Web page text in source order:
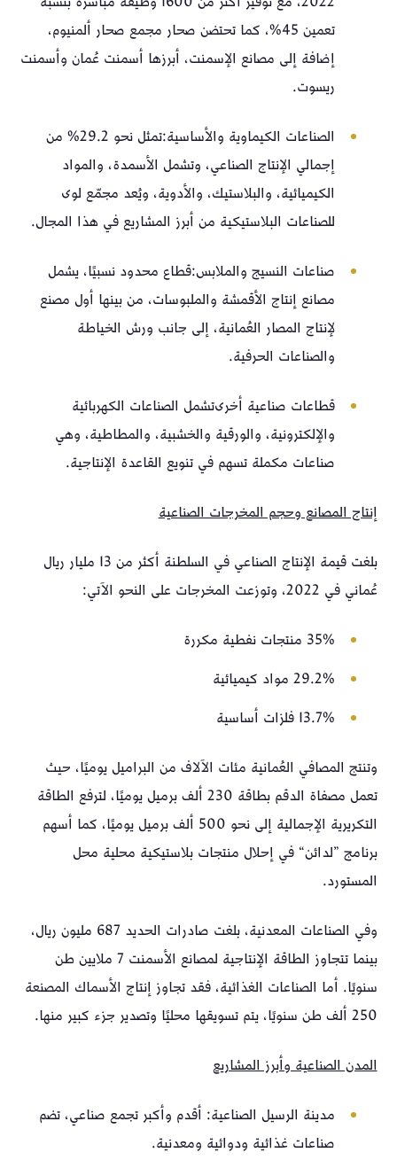
تعمين 45%، كما تحتضن صحار مجمع صحار ألمنيوم،
إضافة إلى مصانع الإسمنت، أبرزها أسمنت عُمان وأسمنت
ريسوت.
الصناعات الكيماوية والأساسية: تمثل نحو 29.2% من
إجمالي الإنتاج الصناعي، وتشمل الأسمدة، والمواد
الكيميائية، والبلاستيك، والأدوية، ويُعد مجمّع لوى
للصناعات البلاستيكية من أبرز المشاريع في هذا المجال.
صناعات النسيج والملابس: قطاع محدود نسبيًا، يشمل
مصانع إنتاج الأقمشة والملبوسات، من بينها أول مصنع
لإنتاج المصار العُمانية، إلى جانب ورش الخياطة
والصناعات الحرفية.
قطاعات صناعية أخرى تشمل الصناعات الكهربائية
والإلكترونية، والورقية والخشبية، والمطاطية، وهي
صناعات مكملة تسهم في تنويع القاعدة الإنتاجية.
إنتاج المصانع وحجم المخرجات الصناعية
بلغت قيمة الإنتاج الصناعي في السلطنة أكثر من 13 مليار ريال
عُماني في 2022، وتوزعت المخرجات على النحو الآتي:
35% منتجات نفطية مكررة
29.2% مواد كيميائية
13.7% فلزات أساسية
وتنتج المصافي العُمانية مئات الآلاف من البراميل يوميًا، حيث
تعمل مصفاة الدقم بطاقة 230 ألف برميل يوميًا، لترفع الطاقة
التكريرية الإجمالية إلى نحو 500 ألف برميل يوميًا، كما أسهم
برنامج ”لدائن“ في إحلال منتجات بلاستيكية محلية محل
المستورد.
وفي الصناعات المعدنية، بلغت صادرات الحديد 687 مليون ريال،
بينما تتجاوز الطاقة الإنتاجية لمصانع الأسمنت 7 ملايين طن
سنويًا. أما الصناعات الغذائية، فقد تجاوز إنتاج الأسماك المصنعة
250 ألف طن سنويًا، يتم تسويقها محليًا وتصدير جزء كبير منها.
المدن الصناعية وأبرز المشاريع
مدينة الرسيل الصناعية: أقدم وأكبر تجمع صناعي، تضم
صناعات غذائية ودوائية ومعدنية.